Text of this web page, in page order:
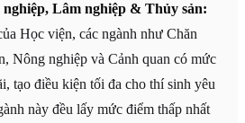
Lâm nghiệp & Thủy sản:
Học viện, các ngành như Chăn
Nông nghiệp và Cảnh quan có mức
tạo điều kiện tối đa cho thí sinh yêu
này đều lấy mức điểm thấp nhất